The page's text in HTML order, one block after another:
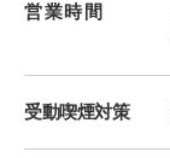
営業時間
受動喫煙対策